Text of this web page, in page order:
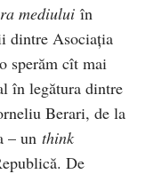
mediului în
dintre Asociaţia
sperăm cît mai
în legătura dintre
Berari, de la
– un think
De